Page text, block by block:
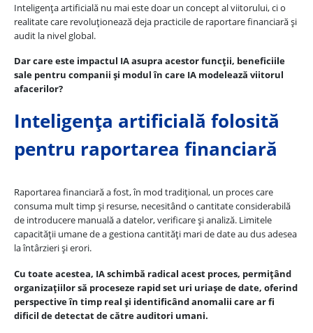
Inteligența artificială nu mai este doar un concept al viitorului, ci o
realitate care revoluționează deja practicile de raportare financiară și
audit la nivel global.
Dar care este impactul IA asupra acestor funcții, beneficiile
sale pentru companii și modul în care IA modelează viitorul
afacerilor?
Inteligența artificială folosită
pentru raportarea financiară
Raportarea financiară a fost, în mod tradițional, un proces care
consuma mult timp și resurse, necesitând o cantitate considerabilă
de introducere manuală a datelor, verificare și analiză. Limitele
capacității umane de a gestiona cantități mari de date au dus adesea
la întârzieri și erori.
Cu toate acestea, IA schimbă radical acest proces, permițând
organizațiilor să proceseze rapid set uri uriașe de date, oferind
perspective în timp real și identificând anomalii care ar fi
dificil de detectat de către auditori umani.